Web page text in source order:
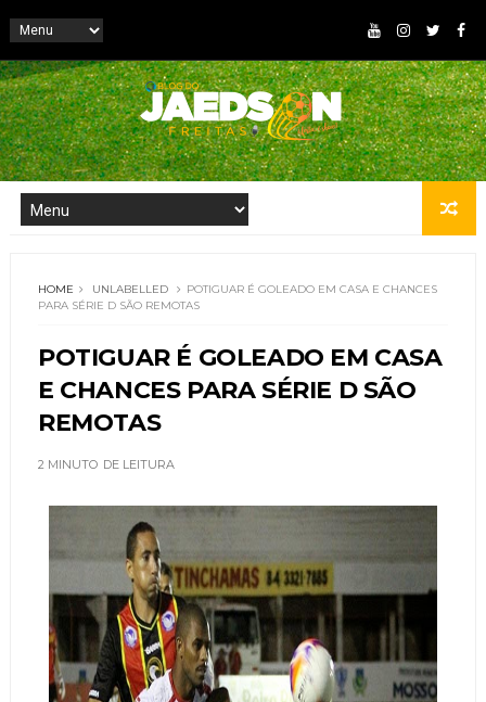
HOME UNLABELLED
POTIGUAR É GOLEADO EM CASA E CHANCES
PARA SÉRIE D SÃO REMOTAS
POTIGUAR É GOLEADO EM CASA
E CHANCES PARA SÉRIE D SÃO
REMOTAS
2 MINUTO DE LEITURA